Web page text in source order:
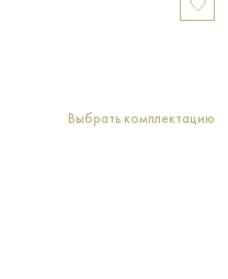
Выбрать комплектацию